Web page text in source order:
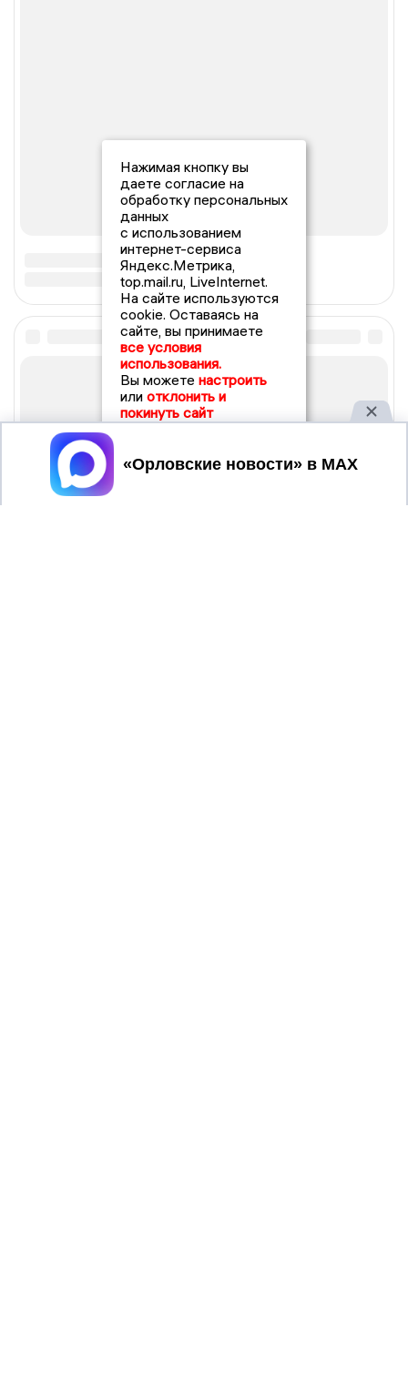
Нажимая кнопку вы
даете согласие на
обработку персональных
данных
с использованием
интернет-сервиса
Яндекс.Метрика,
top.mail.ru, LiveInternet.
На сайте используются
cookie. Оставаясь на
сайте, вы принимаете
все условия
использования.
Вы можете настроить
или отклонить и
покинуть сайт
Принять